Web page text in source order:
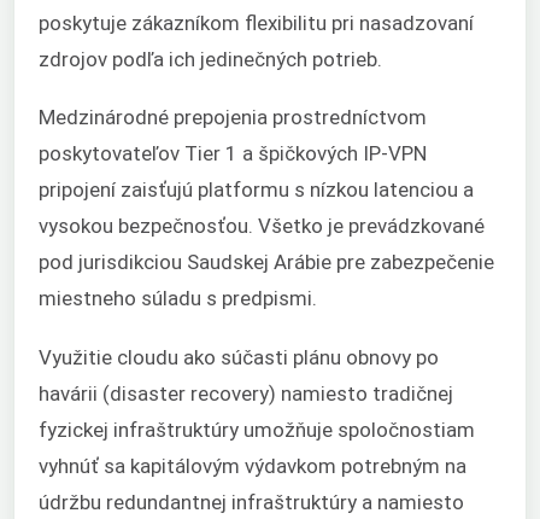
poskytuje zákazníkom flexibilitu pri nasadzovaní
zdrojov podľa ich jedinečných potrieb.
Medzinárodné prepojenia prostredníctvom
poskytovateľov Tier 1 a špičkových IP-VPN
pripojení zaisťujú platformu s nízkou latenciou a
vysokou bezpečnosťou. Všetko je prevádzkované
pod jurisdikciou Saudskej Arábie pre zabezpečenie
miestneho súladu s predpismi.
Využitie cloudu ako súčasti plánu obnovy po
havárii (disaster recovery) namiesto tradičnej
fyzickej infraštruktúry umožňuje spoločnostiam
vyhnúť sa kapitálovým výdavkom potrebným na
údržbu redundantnej infraštruktúry a namiesto